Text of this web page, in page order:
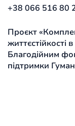
+38 066 516 80
Проєкт
життєстійкості
Благодійним
підтримки